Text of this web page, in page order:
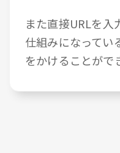
また直接URLを入
仕組みになってい
をかけることがで